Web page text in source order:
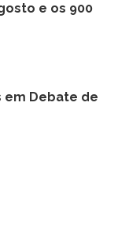
e os 900
em Debate de